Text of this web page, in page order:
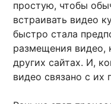
простую, чтобы
встраивать видео
быстро стала
размещения видео,
других сайтах. И,
видео связано с их